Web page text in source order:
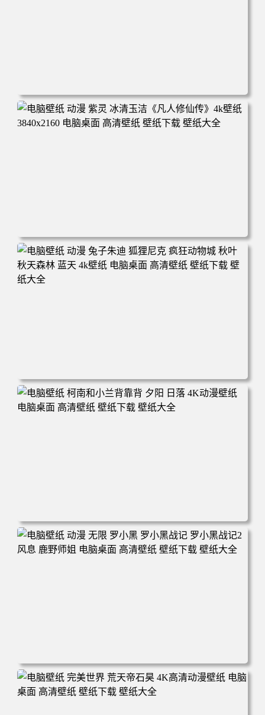
电脑壁纸 动漫 凡人修仙传 韩立 结婴 4k壁纸 3840x2160 电
脑桌面 高清壁纸 壁纸下载 壁纸大全
电脑壁纸 动漫 紫灵 冰清玉洁《凡人修仙传》4k壁纸 3840x2
160 电脑桌面 高清壁纸 壁纸下载 壁纸大全
电脑壁纸 动漫 兔子朱迪 狐狸尼克 疯狂动物城 秋叶 秋天森
林 蓝天 4k壁纸 电脑桌面 高清壁纸 壁纸下载 壁纸大全
电脑壁纸 柯南和小兰背靠背 夕阳 日落 4K动漫壁纸 电脑桌
面 高清壁纸 壁纸下载 壁纸大全
电脑壁纸 动漫 无限 罗小黑 罗小黑战记 罗小黑战记2 风息
鹿野师姐 电脑桌面 高清壁纸 壁纸下载 壁纸大全